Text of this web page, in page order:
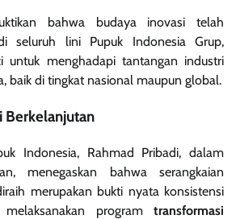
bahwa budaya inovasi telah
seluruh lini Pupuk Indonesia Grup,
untuk menghadapi tantangan industri
baik di tingkat nasional maupun global.
Berkelanjutan
Indonesia, Rahmad Pribadi, dalam
menegaskan bahwa serangkaian
merupakan bukti nyata konsistensi
program transformasi